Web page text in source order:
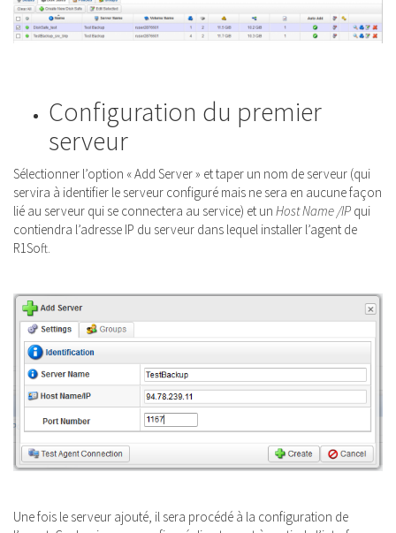
Configuration du premier
serveur
Sélectionner l’option « Add Server » et taper un nom de serveur (qui
servira à identifier le serveur configuré mais ne sera en aucune façon
lié au serveur qui se connectera au service) et un Host Name /IP qui
contiendra l’adresse IP du serveur dans lequel installer l’agent de
R1Soft.
Une fois le serveur ajouté, il sera procédé à la configuration de